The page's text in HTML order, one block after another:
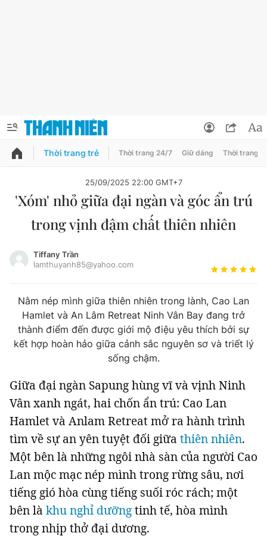
PODCAST QUẢNG CÁO
Chuyên mục
Chuyên mục khác
Tin thị trường Tin 360
Podcasts
Magazine
Sản phẩm khác
Tiện ích Bạn cần biết
Thông tin tòa soạn Liên hệ quảng cáo
Thông tin tài khoản
Đổi mật khẩu
Tin đã lưu
Đăng xuất
Thời trang trẻ Thời trang 24/7 Giữ dáng Thời trang
25/09/2025 22:00 GMT+7
'Xóm' nhỏ giữa đại ngàn và góc ẩn trú
trong vịnh đậm chất thiên nhiên
Tiffany Trần
lamthuyanh85@yahoo.com
Nằm nép mình giữa thiên nhiên trong lành, Cao Lan
Hamlet và An Lâm Retreat Ninh Vân Bay đang trở
thành điểm đến được giới mộ điệu yêu thích bởi sự
kết hợp hoàn hảo giữa cảnh sắc nguyên sơ và triết lý
sống chậm.
Giữa đại ngàn Sapung hùng vĩ và vịnh Ninh
Vân xanh ngát, hai chốn ẩn trú: Cao Lan
Hamlet và Anlam Retreat mở ra hành trình
tìm về sự an yên tuyệt đối giữa thiên nhiên.
Một bên là những ngôi nhà sàn của người Cao
Lan mộc mạc nép mình trong rừng sâu, nơi
tiếng gió hòa cùng tiếng suối róc rách; một
bên là khu nghỉ dưỡngtinh tế, hòa mình
trong nhịp thở đại dương.